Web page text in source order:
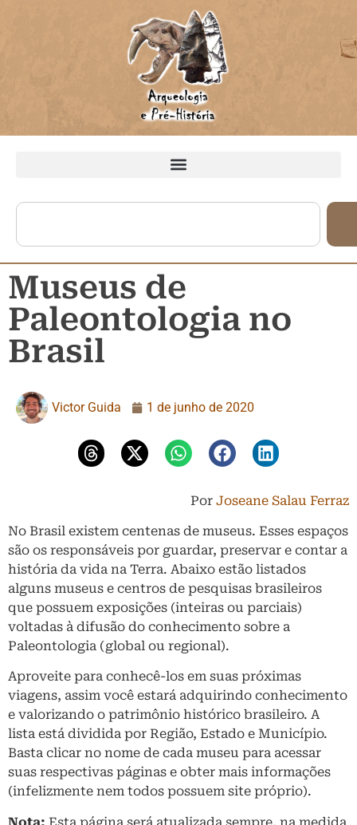
Museus de
Paleontologia no
Brasil
Victor Guida 1 de junho de 2020
Por Joseane Salau Ferraz
No Brasil existem centenas de museus. Esses espaços
são os responsáveis por guardar, preservar e contar a
história da vida na Terra. Abaixo estão listados
alguns museus e centros de pesquisas brasileiros
que possuem exposições (inteiras ou parciais)
voltadas à difusão do conhecimento sobre a
Paleontologia (global ou regional).
Aproveite para conhecê-los em suas próximas
viagens, assim você estará adquirindo conhecimento
e valorizando o patrimônio histórico brasileiro. A
lista está dividida por Região, Estado e Município.
Basta clicar no nome de cada museu para acessar
suas respectivas páginas e obter mais informações
(infelizmente nem todos possuem site próprio).